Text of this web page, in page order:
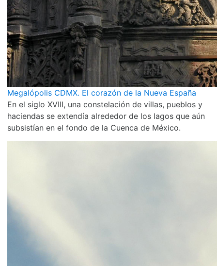
Megalópolis CDMX. El corazón de la Nueva España
En el siglo XVIII, una constelación de villas, pueblos y
haciendas se extendía alrededor de los lagos que aún
subsistían en el fondo de la Cuenca de México.